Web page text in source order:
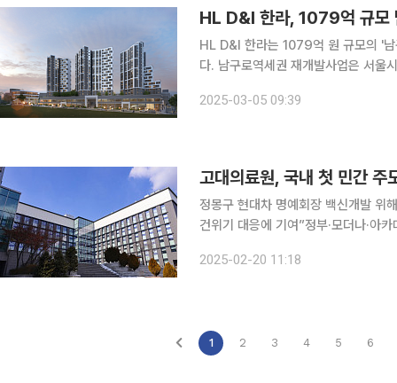
HL D&I 한라, 1079억 규모
HL D&I 한라는 1079억 원 규모의 '
다. 남구로역세권 재개발사업은 서울시 구로구 715-24번지 일원에 지하 3층~지상 19층 규모의 공
2025-03-05 09:39
고대의료원, 국내 첫 민간 주
정몽구 현대차 명예회장 백신개발 위
건위기 대응에 기여”정부·모더나·아카데미아·바이오
백신혁신센터는 효과적이고 안전한
2025-02-20 11:18
1 2 3 4 5 6